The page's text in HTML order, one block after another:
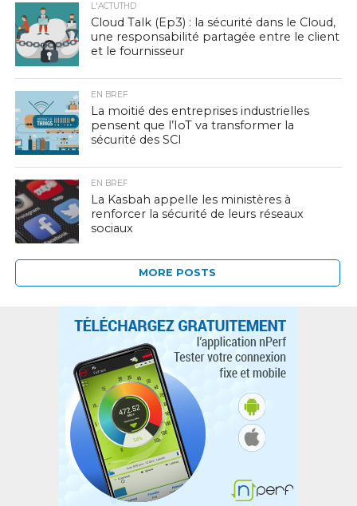
L'ACTUTHD
Cloud Talk (Ep3) : la sécurité dans le Cloud,
une responsabilité partagée entre le client
et le fournisseur
EN BREF
La moitié des entreprises industrielles
pensent que l’IoT va transformer la
sécurité des SCI
EN BREF
La Kasbah appelle les ministères à
renforcer la sécurité de leurs réseaux
sociaux
MORE POSTS